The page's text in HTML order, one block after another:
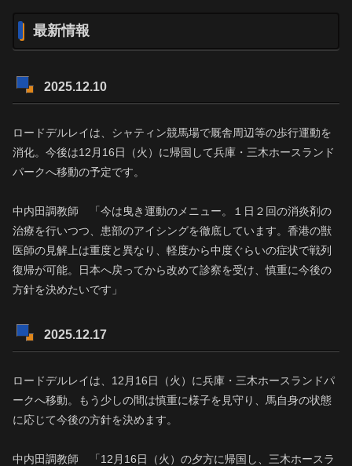
最新情報
2025.12.10
ロードデルレイは、シャティン競馬場で厩舎周辺等の歩行運動を
消化。今後は12月16日（火）に帰国して兵庫・三木ホースランド
パークへ移動の予定です。
中内田調教師 「今は曳き運動のメニュー。１日２回の消炎剤の
治療を行いつつ、患部のアイシングを徹底しています。香港の獣
医師の見解上は重度と異なり、軽度から中度ぐらいの症状で戦列
復帰が可能。日本へ戻ってから改めて診察を受け、慎重に今後の
方針を決めたいです」
2025.12.17
ロードデルレイは、12月16日（火）に兵庫・三木ホースランドパ
ークへ移動。もう少しの間は慎重に様子を見守り、馬自身の状態
に応じて今後の方針を決めます。
中内田調教師 「12月16日（火）の夕方に帰国し、三木ホースラ